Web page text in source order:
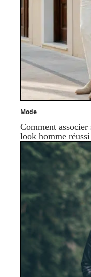
Mode
Comment
look homme réussi